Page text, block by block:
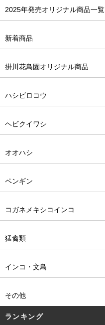
2025年発売オリジナル商品一覧
新着商品
掛川花鳥園オリジナル商品
ハシビロコウ
ヘビクイワシ
オオハシ
ペンギン
コガネメキシコインコ
猛禽類
インコ・文鳥
その他
ランキング